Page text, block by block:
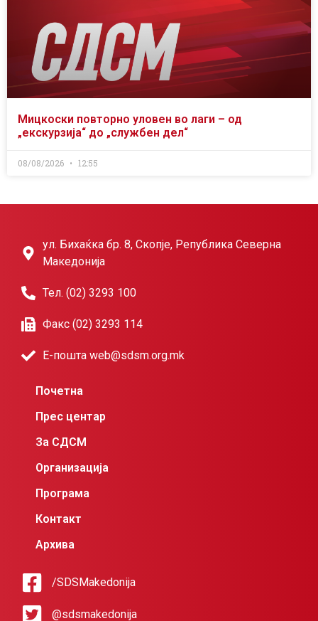
Мицкоски повторно уловен во лаги – од
„екскурзија“ до „службен дел“
08/08/2026 12:55
ул. Бихаќка бр. 8, Скопје, Република Северна
Македонија
Тел. (02) 3293 100
Факс (02) 3293 114
Е-пошта web@sdsm.org.mk
Почетна
Прес центар
За СДСМ
Организација
Програма
Контакт
Архива
/SDSMakedonija
@sdsmakedonija